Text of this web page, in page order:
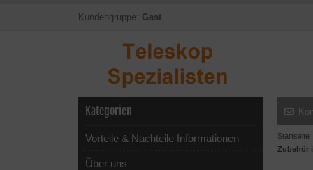
Kundengruppe: Gast
Startseite
Zubehör
Kategorien
Vorteile & Nachteile Informationen
Über uns